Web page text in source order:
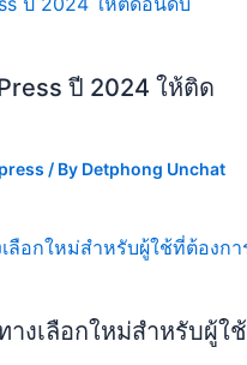
ปี 2024 ให้ติด
/ By Detphong Unchat
งเลือกใหม่สำหรับผู้ใช้